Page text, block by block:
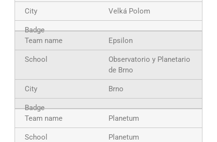
Velká Polom
Epsilon
Observatorio y Planetario
de Brno
Brno
Planetum
Planetum